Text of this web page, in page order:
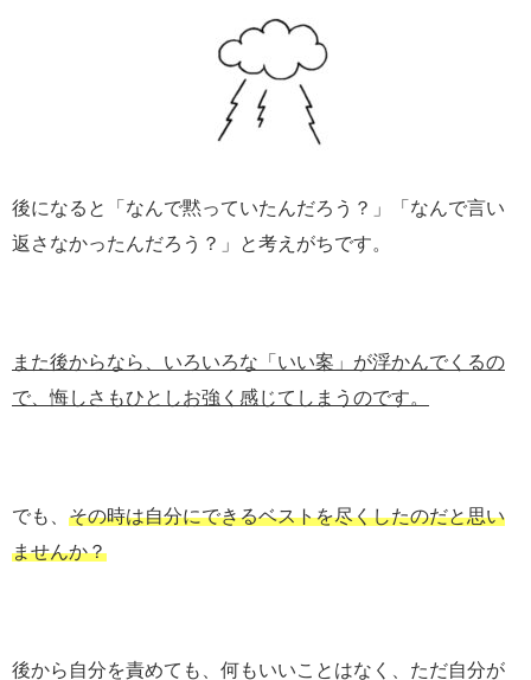
後になると「なんで黙っていたんだろう？」「なんで言い
返さなかったんだろう？」と考えがちです。
また後からなら、いろいろな「いい案」が浮かんでくるの
で、悔しさもひとしお強く感じてしまうのです。
でも、 その時は自分にできるベストを尽くしたのだと思い
ませんか？
後から自分を責めても、何もいいことはなく、ただ自分が